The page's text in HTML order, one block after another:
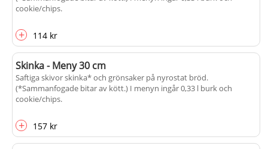
cookie/chips.
+ 114 kr
Skinka - Meny 30 cm
Saftiga skivor skinka* och grönsaker på nyrostat bröd.
(*Sammanfogade bitar av kött.) I menyn ingår 0,33 l burk och
cookie/chips.
+ 157 kr